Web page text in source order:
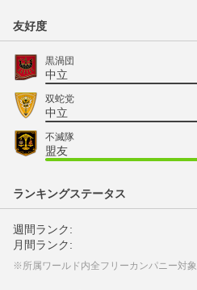
友好度
黒渦団
中立
双蛇党
中立
不滅隊
盟友
ランキングステータス
週間ランク:
月間ランク:
※所属ワールド内全フリーカンパニー対象